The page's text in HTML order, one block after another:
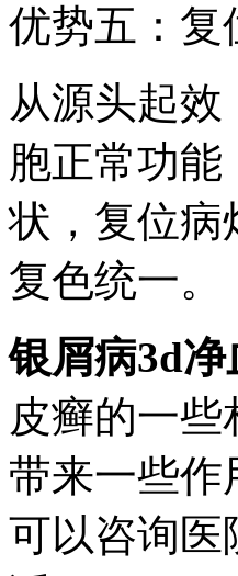
优势五：复
从源头起
胞正常功
状，复位病
复色统一。
银屑病3d
皮癣的一
带来一些作
可以咨询医